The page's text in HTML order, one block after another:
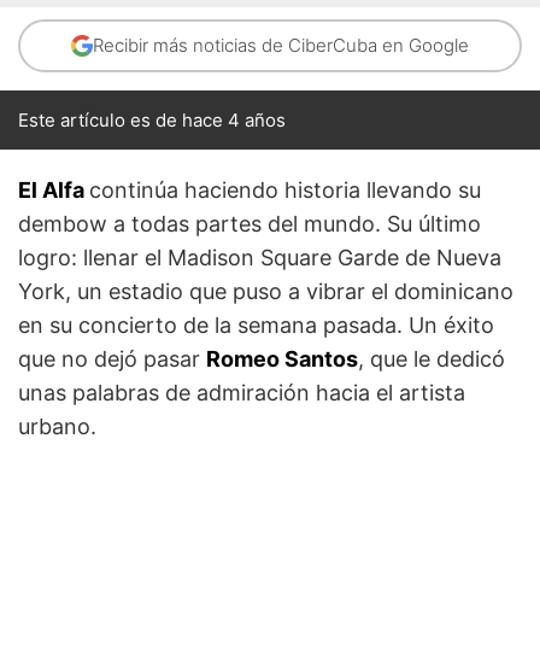
Recibir más noticias de CiberCuba en Google
Este artículo es de hace 4 años
El Alfa continúa haciendo historia llevando su
dembow a todas partes del mundo. Su último
logro: llenar el Madison Square Garde de Nueva
York, un estadio que puso a vibrar el dominicano
en su concierto de la semana pasada. Un éxito
que no dejó pasar Romeo Santos, que le dedicó
unas palabras de admiración hacia el artista
urbano.